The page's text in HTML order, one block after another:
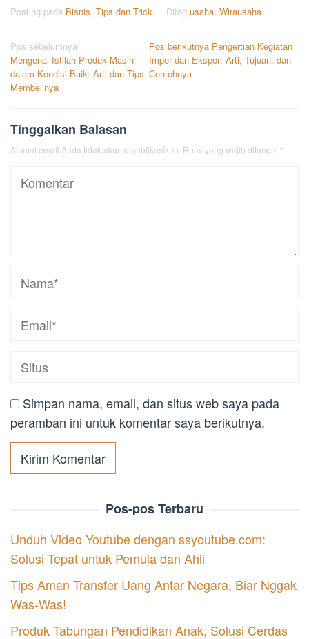
Posting pada Bisnis Tips dan Trick Ditag usaha Wirausaha
Navigasi
pos
Pos sebelumnya
Mengenal Istilah Produk Masih
dalam Kondisi Baik: Arti dan Tips
Membelinya
Pos berikutnyaPengertian Kegiatan
Impor dan Ekspor: Arti, Tujuan, dan
Contohnya
Tinggalkan Balasan
Alamat email Anda tidak akan dipublikasikan. Ruas yang wajib ditandai *
Simpan nama, email, dan situs web saya pada
peramban ini untuk komentar saya berikutnya.
Pos-pos Terbaru
Unduh Video Youtube dengan ssyoutube.com:
Solusi Tepat untuk Pemula dan Ahli
Tips Aman Transfer Uang Antar Negara, Biar Nggak
Was-Was!
Produk Tabungan Pendidikan Anak, Solusi Cerdas